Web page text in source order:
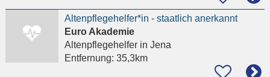
Altenpflegehelfer*in - staatlich anerkannt
Euro Akademie
Altenpflegehelferin Jena
Entfernung: 35,3km